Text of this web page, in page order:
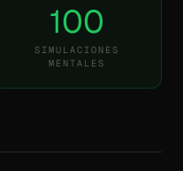
100
SIMULACIONES
MENTALES